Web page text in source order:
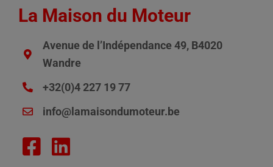
La Maison du Moteur
Avenue de l’Indépendance 49, B4020
Wandre
+32(0)4 227 19 77
info@lamaisondumoteur.be